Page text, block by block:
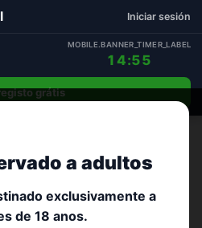
a adultos
exclusivamente a
de 18 anos.
Iniciar sesión
MOBILE.BANNER_TIMER_LABEL
14:54
grátis
Viseu